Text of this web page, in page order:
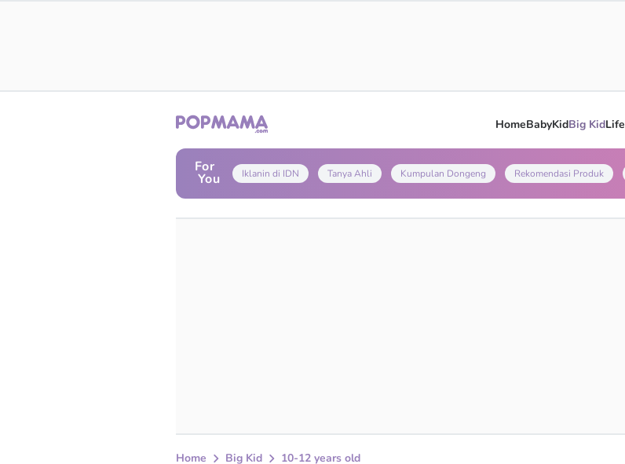
HomeBabyKidBig KidLife
For
You Iklanin di IDN Tanya Ahli Kumpulan Dongeng Rekomendasi Produk
Home Big Kid 10-12 years old